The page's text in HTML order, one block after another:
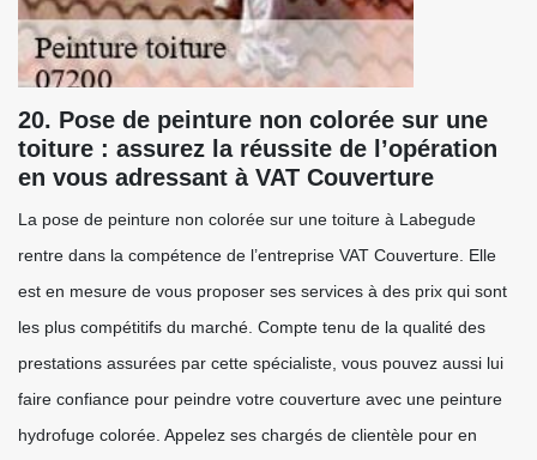
20. Pose de peinture non colorée sur une
toiture : assurez la réussite de l’opération
en vous adressant à VAT Couverture
La pose de peinture non colorée sur une toiture à Labegude
rentre dans la compétence de l’entreprise VAT Couverture. Elle
est en mesure de vous proposer ses services à des prix qui sont
les plus compétitifs du marché. Compte tenu de la qualité des
prestations assurées par cette spécialiste, vous pouvez aussi lui
faire confiance pour peindre votre couverture avec une peinture
hydrofuge colorée. Appelez ses chargés de clientèle pour en